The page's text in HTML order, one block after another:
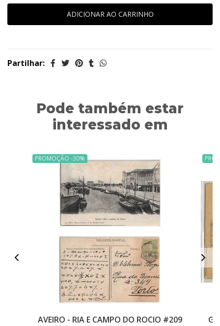
Partilhar:
Pode também estar
interessado em
PROMOÇÃO -30%
AVEIRO - RIA E CAMPO DO ROCIO #209